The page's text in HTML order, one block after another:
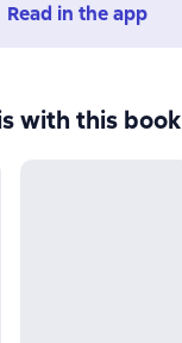
Read in the app
with this book